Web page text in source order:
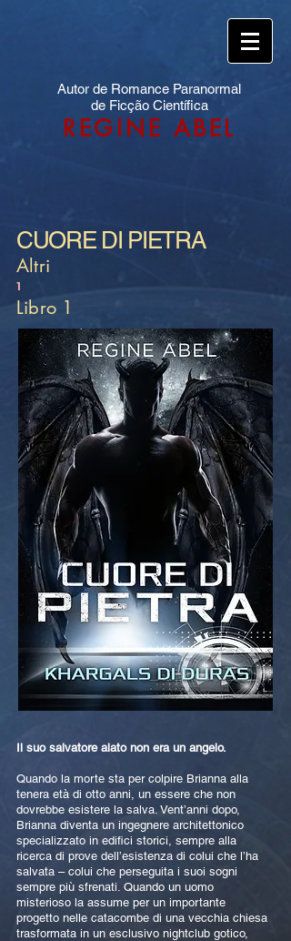
Autor de Romance Paranormal
de Ficção Científica
REGINE ABEL
CUORE DI PIETRA
Altri
1
Libro 1
Il suo salvatore alato non era un angelo.
Quando la morte sta per colpire Brianna alla
tenera età di otto anni, un essere che non
dovrebbe esistere la salva. Vent’anni dopo,
Brianna diventa un ingegnere architettonico
specializzato in edifici storici, sempre alla
ricerca di prove dell’esistenza di colui che l’ha
salvata – colui che perseguita i suoi sogni
sempre più sfrenati. Quando un uomo
misterioso la assume per un importante
progetto nelle catacombe di una vecchia chiesa
trasformata in un esclusivo nightclub gotico,